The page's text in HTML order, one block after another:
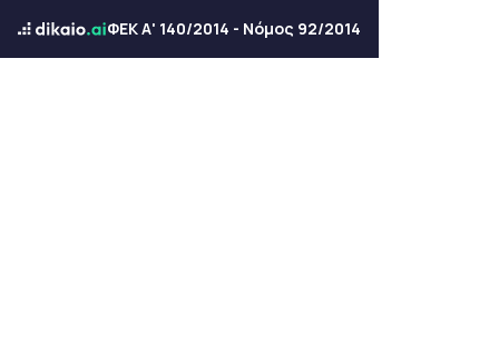
ΦΕΚ Α' 140/2014 - Νόμος 92/2014